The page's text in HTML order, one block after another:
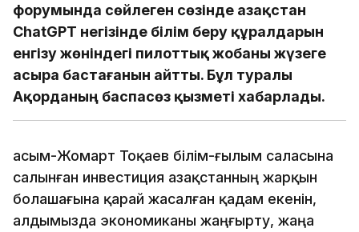
форумында сөйлеген сөзінде Қазақстан
ChatGPT негізінде білім беру құралдарын
енгізу жөніндегі пилоттық жобаны жүзеге
асыра бастағанын айтты. Бұл туралы
Ақорданың баспасөз қызметі хабарлады.
Қасым-Жомарт Тоқаев білім-ғылым саласына
салынған инвестиция Қазақстанның жарқын
болашағына қарай жасалған қадам екенін,
алдымызда экономиканы жаңғырту, жаңа